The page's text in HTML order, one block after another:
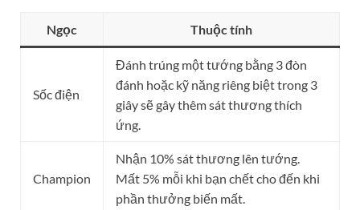
Ngọc Thuộc tính
Sốc điện
Đánh trúng một tướng bằng 3 đòn
đánh hoặc kỹ năng riêng biệt trong 3
giây sẽ gây thêm sát thương thích
ứng.
Champion
Nhận 10% sát thương lên tướng.
Mất 5% mỗi khi bạn chết cho đến khi
phần thưởng biến mất.